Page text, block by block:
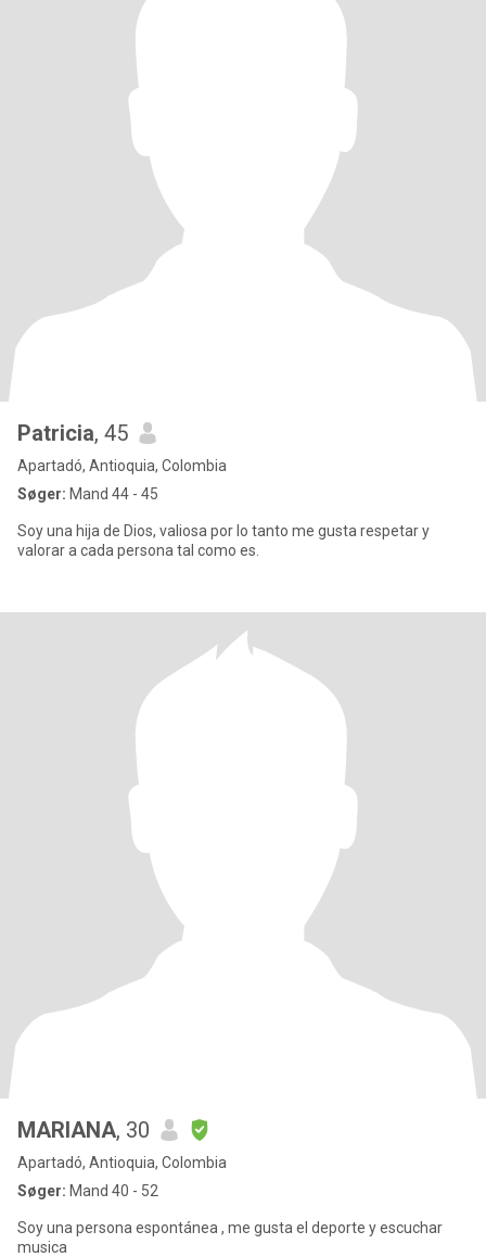
Patricia, 45
Apartadó, Antioquia, Colombia
Søger: Mand 44 - 45
Soy una hija de Dios, valiosa por lo tanto me gusta respetar y
valorar a cada persona tal como es.
MARIANA, 30
Apartadó, Antioquia, Colombia
Søger: Mand 40 - 52
Soy una persona espontánea , me gusta el deporte y escuchar
musica